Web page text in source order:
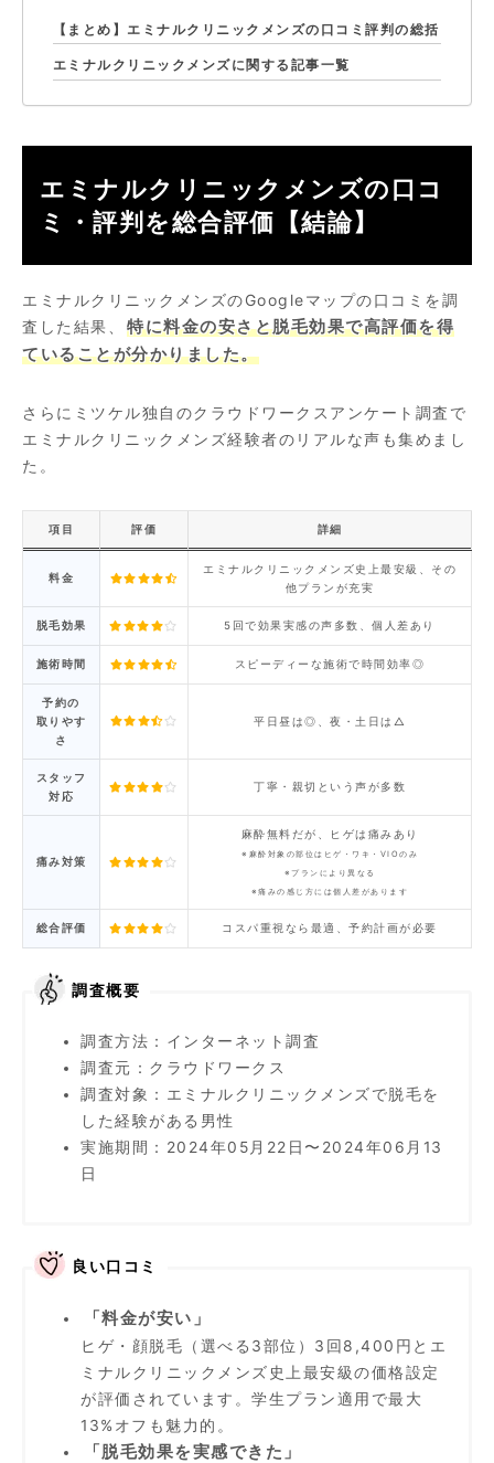
【まとめ】エミナルクリニックメンズの口コミ評判の総括
エミナルクリニックメンズに関する記事一覧
エミナルクリニックメンズの口コ
ミ・評判を総合評価【結論】
エミナルクリニックメンズのGoogleマップの口コミを調
査した結果、
特に料金の安さと脱毛効果で高評価を得
ていることが分かりました。
さらにミツケル独自のクラウドワークスアンケート調査で
エミナルクリニックメンズ経験者のリアルな声も集めまし
た。
項目 評価 詳細
料金
エミナルクリニックメンズ史上最安級、その
他プランが充実
脱毛効果 5回で効果実感の声多数、個人差あり
施術時間 スピーディーな施術で時間効率◎
予約の
取りやす
さ
平日昼は◎、夜・土日は△
スタッフ
対応
丁寧・親切という声が多数
痛み対策
麻酔無料だが、ヒゲは痛みあり
※麻酔対象の部位はヒゲ・ワキ・VIOのみ
※プランにより異なる
※痛みの感じ方には個人差があります
総合評価 コスパ重視なら最適、予約計画が必要
調査概要
調査方法：インターネット調査
調査元：クラウドワークス
調査対象：エミナルクリニックメンズで脱毛を
した経験がある男性
実施期間：2024年05月22日〜2024年06月13
日
良い口コミ
「料金が安い」
ヒゲ・顔脱毛（選べる3部位）3回8,400円とエ
ミナルクリニックメンズ史上最安級の価格設定
が評価されています。学生プラン適用で最大
13%オフも魅力的。
「脱毛効果を実感できた」